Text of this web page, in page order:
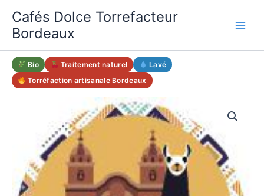
contenu
Cafés Dolce Torrefacteur
Bordeaux
Bio Traitement naturel
Lavé
Torréfaction artisanale Bordeaux